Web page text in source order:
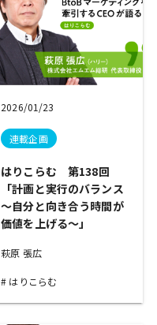
2026/01/23
連載企画
はりこらむ 第138回
「計画と実行のバランス
～自分と向き合う時間が
価値を上げる～」
萩原 張広
はりこらむ